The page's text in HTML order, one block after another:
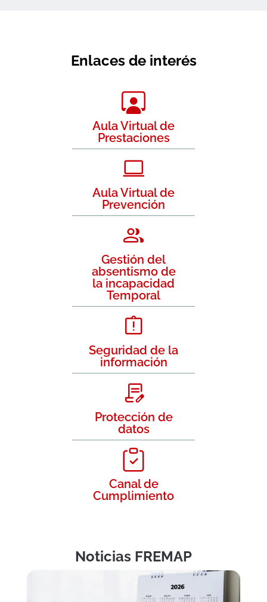
Enlaces de interés
Aula Virtual de
Prestaciones
Aula Virtual de
Prevención
Gestión del
absentismo de
la incapacidad
Temporal
Seguridad de la
información
Protección de
datos
Canal de
Cumplimiento
Noticias FREMAP